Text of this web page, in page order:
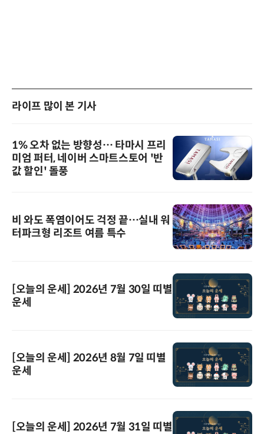
라이프 많이 본 기사
1% 오차 없는 방향성… 타마시 프리
미엄 퍼터, 네이버 스마트스토어 '반
값 할인' 돌풍
비 와도 폭염이어도 걱정 끝…실내 워
터파크형 리조트 여름 특수
[오늘의 운세] 2026년 7월 30일 띠별
운세
[오늘의 운세] 2026년 8월 7일 띠별
운세
[오늘의 운세] 2026년 7월 31일 띠별